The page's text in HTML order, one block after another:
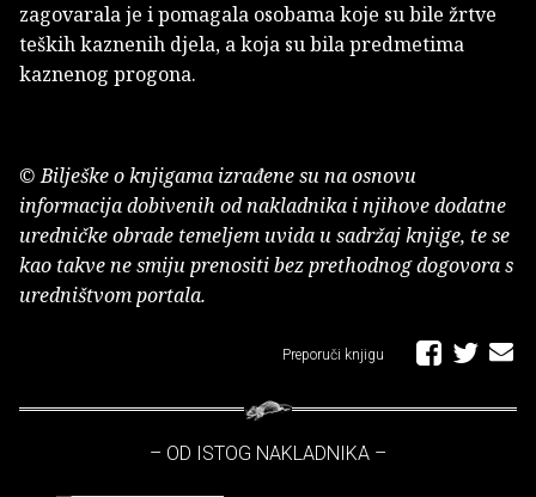
zagovarala je i pomagala osobama koje su bile žrtve
teških kaznenih djela, a koja su bila predmetima
kaznenog progona.
© Bilješke o knjigama izrađene su na osnovu
informacija dobivenih od nakladnika i njihove dodatne
uredničke obrade temeljem uvida u sadržaj knjige, te se
kao takve ne smiju prenositi bez prethodnog dogovora s
uredništvom portala.
Preporuči knjigu
– OD ISTOG NAKLADNIKA –